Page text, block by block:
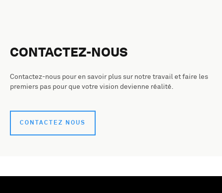
CONTACTEZ-NOUS
Contactez-nous pour en savoir plus sur notre travail et faire les
premiers pas pour que votre vision devienne réalité.
CONTACTEZ NOUS